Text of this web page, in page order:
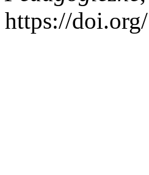
https://